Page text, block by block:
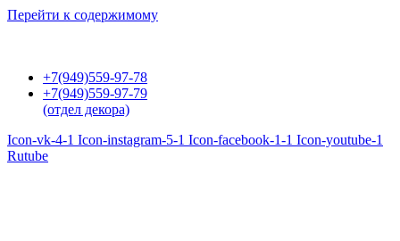
Перейти к содержимому
+7(949)559-97-78
+7(949)559-97-79
(отдел декора)
Icon-vk-4-1 Icon-instagram-5-1 Icon-facebook-1-1 Icon-youtube-1
Rutube